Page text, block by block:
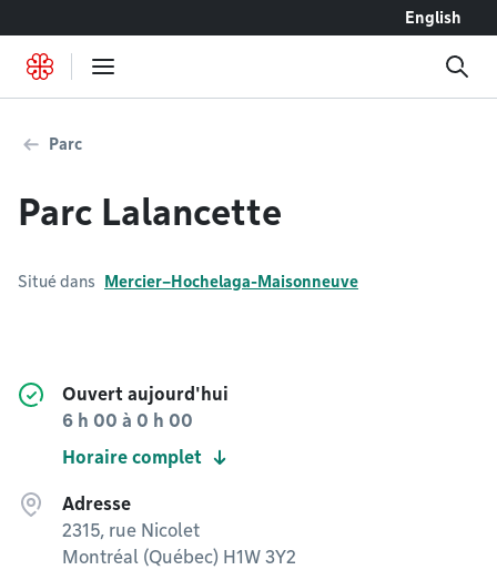
English
Parc
Parc Lalancette
Situé dans Mercier–Hochelaga-Maisonneuve
Ouvert aujourd'hui
6 h 00 à 0 h 00
Horaire complet
Adresse
2315, rue Nicolet
Montréal (Québec) H1W 3Y2